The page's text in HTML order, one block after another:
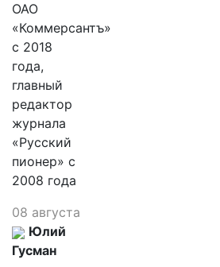
ОАО
«Коммерсантъ»
с 2018
года,
главный
редактор
журнала
«Русский
пионер» с
2008 года
08 августа
Юлий
Гусман